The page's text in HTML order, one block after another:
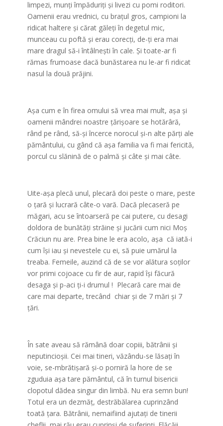
limpezi, munţi împăduriţi şi livezi cu pomi roditori.
Oamenii erau vrednici, cu braţul gros, campioni la
ridicat haltere şi cărat găleţi în degetul mic,
munceau cu poftă şi erau corecţi, de-ţi era mai
mare dragul să-i întâlneşti în cale. Şi toate-ar fi
rămas frumoase dacă bunăstarea nu le-ar fi ridicat
nasul la două prăjini.
Aşa cum e în firea omului să vrea mai mult, aşa şi
oamenii mândrei noastre ţărişoare se hotărâră,
rând pe rând, să-şi încerce norocul şi-n alte părţi ale
pământului, cu gând că aşa familia va fi mai fericită,
porcul cu slănină de o palmă şi câte şi mai câte.
Uite-aşa plecă unul, plecară doi peste o mare, peste
o ţară şi lucrară câte-o vară. Dacă plecaseră pe
măgari, acu se întoarseră pe cai putere, cu desagi
doldora de bunătăţi străine şi jucării cum nici Moş
Crăciun nu are. Prea bine le era acolo, aşa că iată-i
cum îşi iau şi nevestele cu ei, să puie umărul la
treaba. Femeile, auzind că de se vor alătura soţilor
vor primi cojoace cu fir de aur, rapid îşi făcură
desaga şi p-aci ţi-i drumul ! Plecară care mai de
care mai departe, trecând chiar şi de 7 mări şi 7
ţări.
În sate aveau să rămână doar copiii, bătrânii şi
neputincioşii. Cei mai tineri, văzându-se lăsaţi în
voie, se-mbrătişară şi-o porniră la hore de se
zguduia aşa tare pământul, că în turnul bisericii
clopotul dădea singur din limbă. Nu era semn bun!
Totul era un dezmăţ, destrăbălarea cuprinzând
toată ţara. Bătrânii, nemaifiind ajutaţi de tinerii